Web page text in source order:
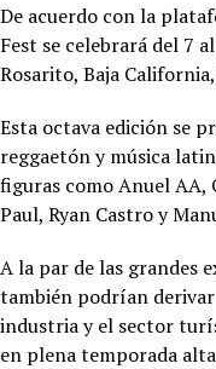
De acuerdo con la
Fest se celebrará del 7
Rosarito, Baja
Esta octava edición se
reggaetón y música
figuras como Anuel AA,
Paul, Ryan Castro y
A la par de las grandes
también podrían
industria y el sector
en plena temporada